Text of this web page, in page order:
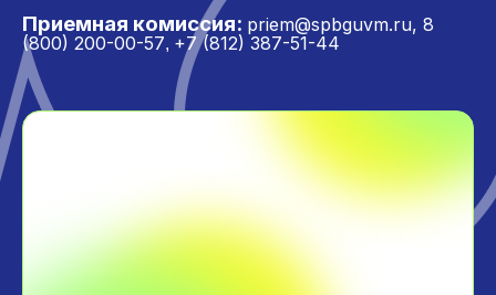
Приемная комиссия: priem@spbguvm.ru, 8
(800) 200-00-57, +7 (812) 387-51-44